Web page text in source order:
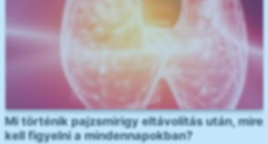
Mi történik pajzsmirigy eltávolítás után, mire
kell figyelni a mindennapokban?